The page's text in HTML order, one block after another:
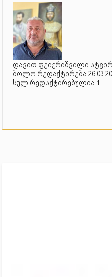
დავით ფეიქრიშვილი
ბოლო რედაქტირება
სულ რედაქტირებულია 1